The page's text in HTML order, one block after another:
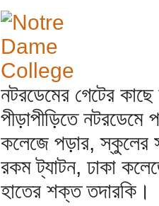
নটরডেমের গেটের কাছে
পীড়াপীড়িতে নটরডেমে
কলেজে পড়ার, স্কুলের
রকম ট্যাটন, ঢাকা
হাতের শক্ত তদারকি।